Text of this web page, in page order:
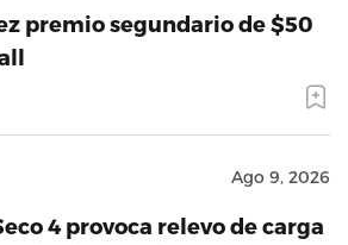
premio segundario de $50
Ago 9, 2026
4 provoca relevo de carga